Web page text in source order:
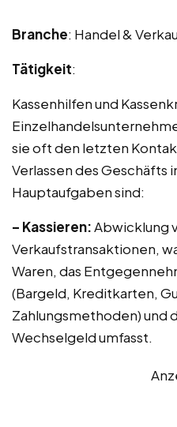
Branche: Handel &
Tätigkeit:
Kassenhilfen und
sie oft den letzten
Verlassen des Geschäfts
Hauptaufgaben sind:
– Kassieren:Abwicklung
Verkaufstransaktionen,
Waren, das
(Bargeld, Kreditkarten,
Zahlungsmethoden) und
Wechselgeld umfasst.